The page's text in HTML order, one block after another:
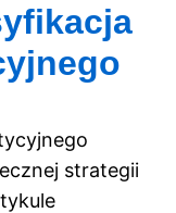
strategii